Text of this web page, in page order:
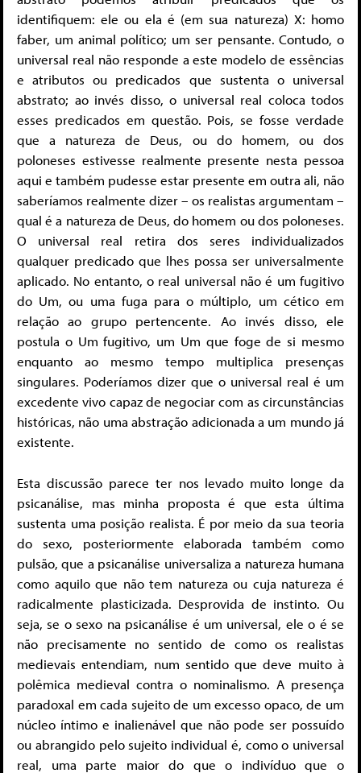
identifiquem: ele ou ela é (em sua natureza) X: homo
faber, um animal político; um ser pensante. Contudo, o
universal real não responde a este modelo de essências
e atributos ou predicados que sustenta o universal
abstrato; ao invés disso, o universal real coloca todos
esses predicados em questão. Pois, se fosse verdade
que a natureza de Deus, ou do homem, ou dos
poloneses estivesse realmente presente nesta pessoa
aqui e também pudesse estar presente em outra ali, não
saberíamos realmente dizer – os realistas argumentam –
qual é a natureza de Deus, do homem ou dos poloneses.
O universal real retira dos seres individualizados
qualquer predicado que lhes possa ser universalmente
aplicado. No entanto, o real universal não é um fugitivo
do Um, ou uma fuga para o múltiplo, um cético em
relação ao grupo pertencente. Ao invés disso, ele
postula o Um fugitivo, um Um que foge de si mesmo
enquanto ao mesmo tempo multiplica presenças
singulares. Poderíamos dizer que o universal real é um
excedente vivo capaz de negociar com as circunstâncias
históricas, não uma abstração adicionada a um mundo já
existente.
Esta discussão parece ter nos levado muito longe da
psicanálise, mas minha proposta é que esta última
sustenta uma posição realista. É por meio da sua teoria
do sexo, posteriormente elaborada também como
pulsão, que a psicanálise universaliza a natureza humana
como aquilo que não tem natureza ou cuja natureza é
radicalmente plasticizada. Desprovida de instinto. Ou
seja, se o sexo na psicanálise é um universal, ele o é se
não precisamente no sentido de como os realistas
medievais entendiam, num sentido que deve muito à
polêmica medieval contra o nominalismo. A presença
paradoxal em cada sujeito de um excesso opaco, de um
núcleo íntimo e inalienável que não pode ser possuído
ou abrangido pelo sujeito individual é, como o universal
real, uma parte maior do que o indivíduo que o